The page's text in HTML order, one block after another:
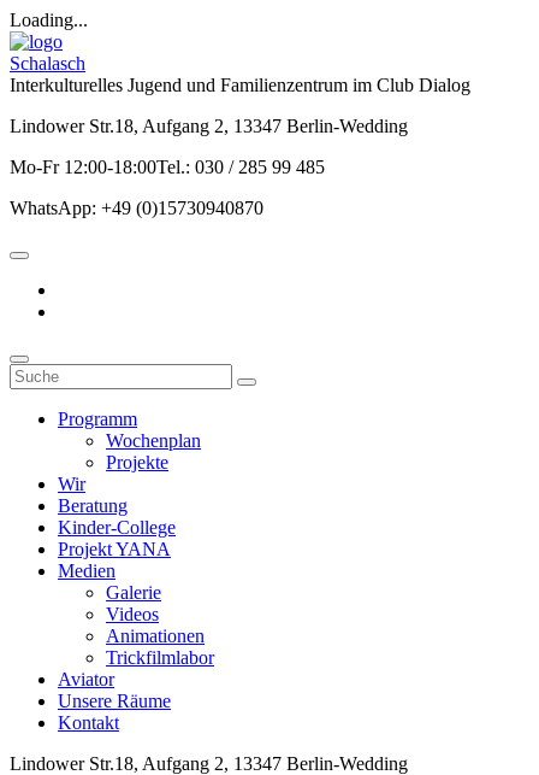
Loading...
Schalasch
Interkulturelles Jugend und Familienzentrum im Club Dialog
Lindower Str.18, Aufgang 2, 13347 Berlin-Wedding
Mo-Fr 12:00-18:00Tel.: 030 / 285 99 485
WhatsApp: +49 (0)15730940870
Programm
Wochenplan
Projekte
Wir
Beratung
Kinder-College
Projekt YANA
Medien
Galerie
Videos
Animationen
Trickfilmlabor
Aviator
Unsere Räume
Kontakt
Lindower Str.18, Aufgang 2, 13347 Berlin-Wedding